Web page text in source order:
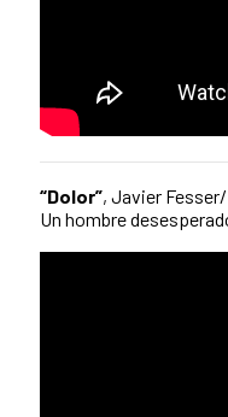
“Dolor”, Javier
Un hombre